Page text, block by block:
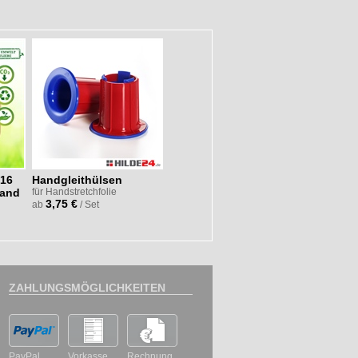
Handgleithülsen
für Handstretchfolie
ab 3,75 € / Set
ZAHLUNGSMÖGLICHKEITEN